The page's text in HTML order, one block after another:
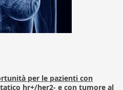
per le pazienti con
hr+/her2- e con tumore al